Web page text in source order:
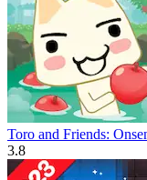
Toro and Friends:
3.8